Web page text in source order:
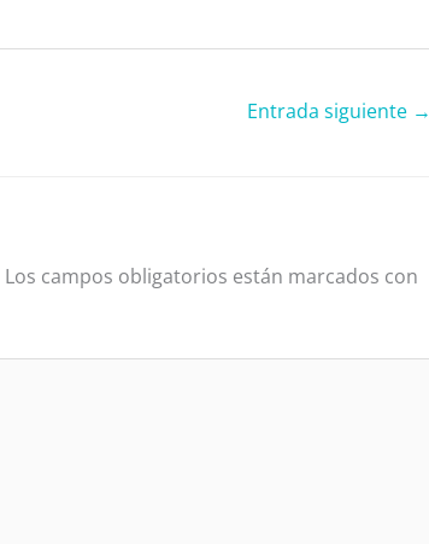
Entrada siguiente →
Los campos obligatorios están marcados con